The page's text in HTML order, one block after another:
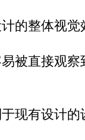
整体视觉
直接观察
有设计的